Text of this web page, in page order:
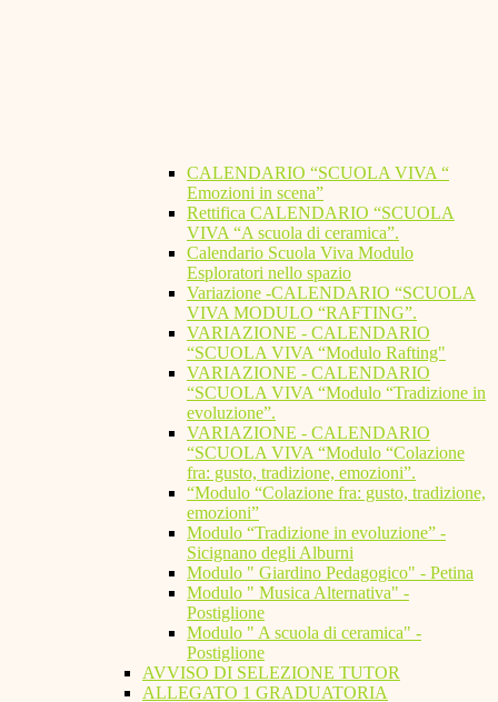
CALENDARIO “SCUOLA VIVA “
Emozioni in scena”
Rettifica CALENDARIO “SCUOLA
VIVA “A scuola di ceramica”.
Calendario Scuola Viva Modulo
Esploratori nello spazio
Variazione -CALENDARIO “SCUOLA
VIVA MODULO “RAFTING”.
VARIAZIONE - CALENDARIO
“SCUOLA VIVA “Modulo Rafting"
VARIAZIONE - CALENDARIO
“SCUOLA VIVA “Modulo “Tradizione in
evoluzione”.
VARIAZIONE - CALENDARIO
“SCUOLA VIVA “Modulo “Colazione
fra: gusto, tradizione, emozioni”.
“Modulo “Colazione fra: gusto, tradizione,
emozioni”
Modulo “Tradizione in evoluzione” -
Sicignano degli Alburni
Modulo " Giardino Pedagogico" - Petina
Modulo " Musica Alternativa" -
Postiglione
Modulo " A scuola di ceramica" -
Postiglione
AVVISO DI SELEZIONE TUTOR
ALLEGATO 1 GRADUATORIA